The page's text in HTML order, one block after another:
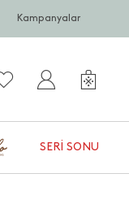
Kampanyalar
SERI SONU